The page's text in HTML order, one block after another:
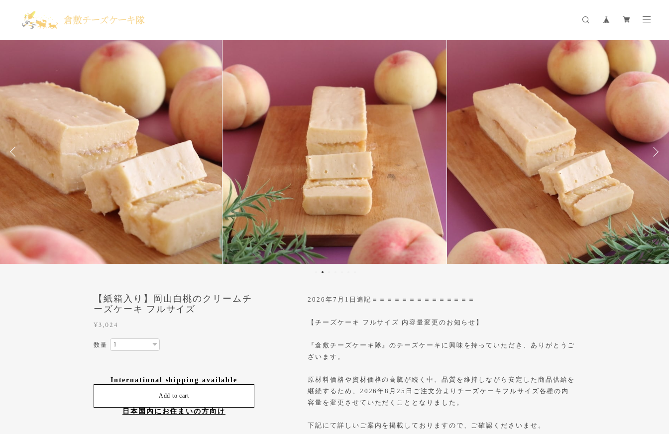
【紙箱入り】岡山白桃のクリームチ
ーズケーキ フルサイズ
¥3,024
数量
International shipping available
Add to cart
日本国内にお住まいの方向け
2026年7月1日追記＝＝＝＝＝＝＝＝＝＝＝＝＝＝
【チーズケーキ フルサイズ 内容量変更のお知らせ】
『倉敷チーズケーキ隊』のチーズケーキに興味を持っていただき、ありがとうご
ざいます。
原材料価格や資材価格の高騰が続く中、品質を維持しながら安定した商品供給を
継続するため、2026年8月25日ご注文分よりチーズケーキフルサイズ各種の内
容量を変更させていただくこととなりました。
下記にて詳しいご案内を掲載しておりますので、ご確認くださいませ。